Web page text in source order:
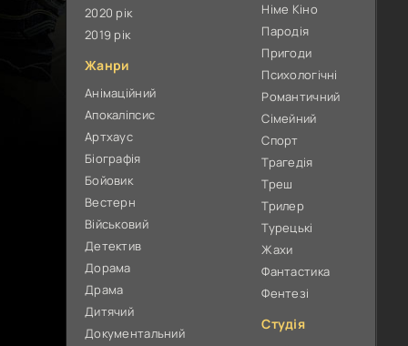
2020 рік
2019 рік
Жанри
Анімаційний
Апокаліпсис
Артхаус
Біографія
Бойовик
Вестерн
Військовий
Детектив
Дорама
Драма
Дитячий
Документальний
Німе Кіно
Пародія
Пригоди
Психологічні
Романтичний
Сімейний
Спорт
Трагедія
Треш
Трилер
Турецькі
Жахи
Фантастика
Фентезі
Студія